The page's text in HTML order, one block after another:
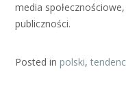
media
publiczności.
Posted in polski,